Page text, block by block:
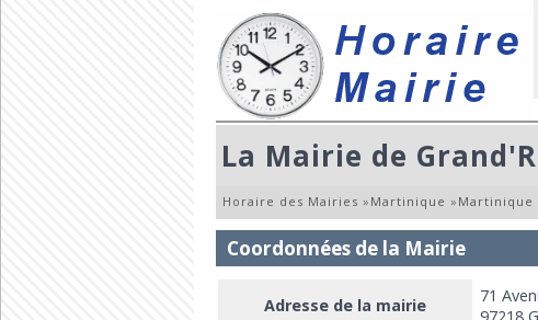
La Mairie de
Horaire des Mairies » Martinique » Martinique
Coordonnées de la Mairie
Adresse de la mairie
71